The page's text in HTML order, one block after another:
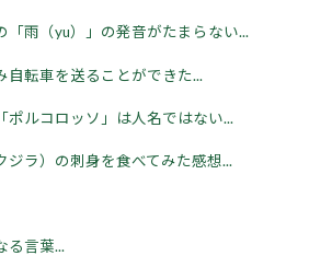
「雨（yu）」の発音がたまらない...
自転車を送ることができた...
ポルコロッソ」は人名ではない...
ジラ）の刺身を食べてみた感想...
る言葉...